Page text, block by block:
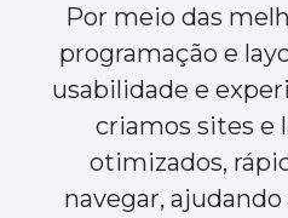
Por meio das
programação e
usabilidade e
criamos sites e
otimizados,
navegar,